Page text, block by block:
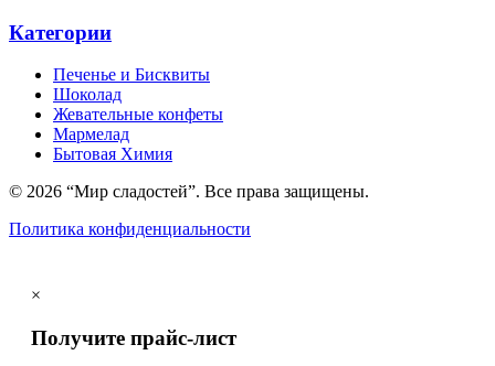
Категории
Печенье и Бисквиты
Шоколад
Жевательные конфеты
Мармелад
Бытовая Химия
© 2026 “Мир сладостей”. Все права защищены.
Политика конфиденциальности
×
Получите прайс-лист